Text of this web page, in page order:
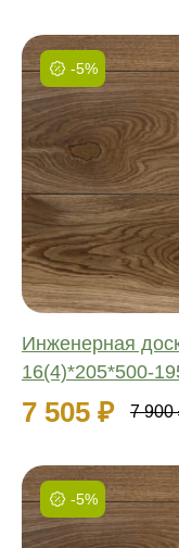
-5%
Инженерная
16(4)*205*500-
7 505 ₽ 7 900
Фаска:
Соединение:
Обработка:
Длина:
Ширина:
Толщина:
-5%
Фаска: